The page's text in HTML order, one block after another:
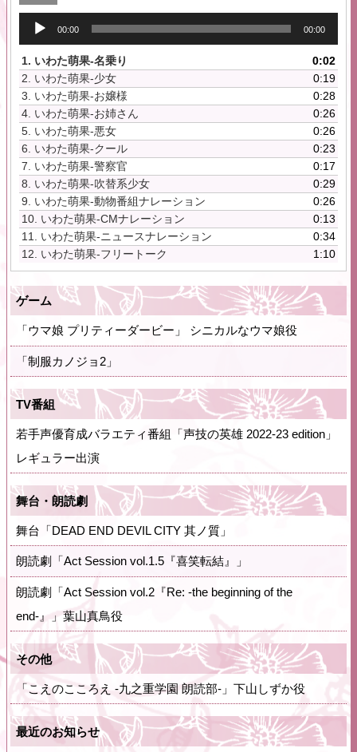
レ
ー
ヤ
ー
00:00 00:00
1. いわた萌果-名乗り
0:02
2. いわた萌果-少女
0:19
3. いわた萌果-お嬢様
0:28
4. いわた萌果-お姉さん
0:26
5. いわた萌果-悪女
0:26
6. いわた萌果-クール
0:23
7. いわた萌果-警察官
0:17
8. いわた萌果-吹替系少女
0:29
9. いわた萌果-動物番組ナレーション
0:26
10. いわた萌果-CMナレーション
0:13
11. いわた萌果-ニュースナレーション
0:34
12. いわた萌果-フリートーク 1:10
ゲーム
「ウマ娘 プリティーダービー」 シニカルなウマ娘役
「制服カノジョ2」
TV番組
若手声優育成バラエティ番組「声技の英雄 2022-23 edition」
レギュラー出演
舞台・朗読劇
舞台「DEAD END DEVIL CITY 其ノ質」
朗読劇「Act Session vol.1.5『喜笑転結』」
朗読劇「Act Session vol.2『Re: -the beginning of the
end-』」葉山真鳥役
その他
「こえのこころえ -九之重学園 朗読部-」下山しずか役
最近のお知らせ